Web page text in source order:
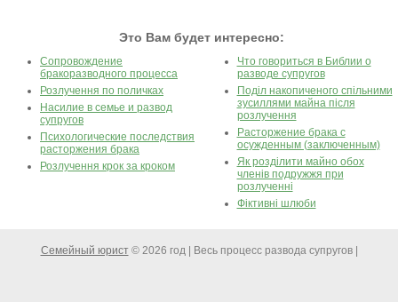
Это Вам будет интересно:
Сопровождение
бракоразводного процесса
Розлучення по поличках
Насилие в семье и развод
супругов
Психологические последствия
расторжения брака
Розлучення крок за кроком
Что говориться в Библии о
разводе супругов
Поділ накопиченого спільними
зусиллями майна після
розлучення
Расторжение брака с
осужденным (заключенным)
Як розділити майно обох
членів подружжя при
розлученні
Фіктивні шлюби
Семейный юрист© 2026 год | Весь процесс развода супругов |